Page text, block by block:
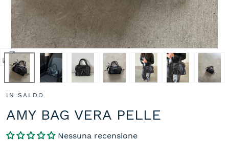
Apri
media
0
in
modale
IN SALDO
AMY BAG VERA PELLE
Nessuna recensione